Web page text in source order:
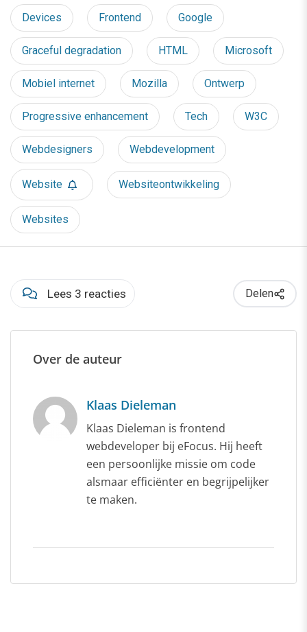
Devices Frontend Google
Graceful degradation HTML Microsoft
Mobiel internet Mozilla Ontwerp
Progressive enhancement Tech W3C
Webdesigners Webdevelopment
Website Websiteontwikkeling
Websites
Lees 3 reacties Delen
Over de auteur
Klaas Dieleman
Klaas Dieleman is frontend
webdeveloper bij eFocus. Hij heeft
een persoonlijke missie om code
alsmaar efficiënter en begrijpelijker
te maken.